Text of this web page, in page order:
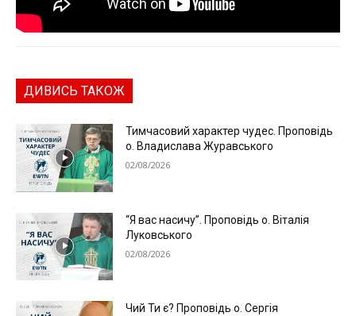
ДИВИСЬ ТАКОЖ
Тимчасовий характер чудес. Проповідь
о. Владислава Журавського
02/08/2026
“Я вас насичу”. Проповідь о. Віталія
Луковського
02/08/2026
Чий Ти є? Проповідь о. Сергія